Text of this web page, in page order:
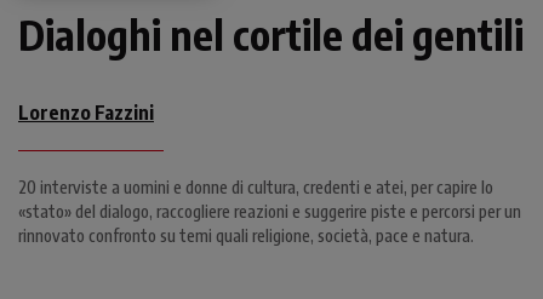
Dialoghi nel cortile dei gentili
Lorenzo Fazzini
20 interviste a uomini e donne di cultura, credenti e atei, per capire lo
«stato» del dialogo, raccogliere reazioni e suggerire piste e percorsi per un
rinnovato confronto su temi quali religione, società, pace e natura.